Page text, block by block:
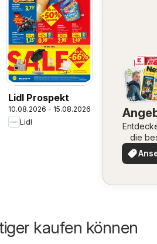
Lidl Prospekt
10.08.2026 - 15.08.2026
Lidl
die
kaufen können